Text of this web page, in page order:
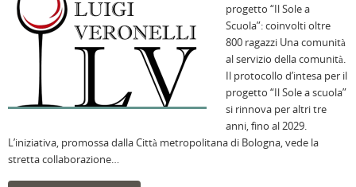
progetto “Il Sole a
Scuola”: coinvolti oltre
800 ragazzi Una comunità
al servizio della comunità.
Il protocollo d’intesa per il
progetto “Il Sole a scuola”
si rinnova per altri tre
anni, fino al 2029.
L’iniziativa, promossa dalla Città metropolitana di Bologna, vede la
stretta collaborazione…